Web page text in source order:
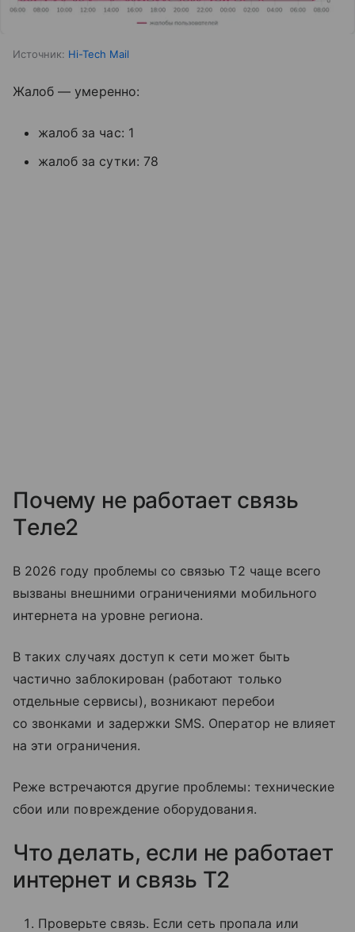
Источник: Hi-Tech Mail
Жалоб — умеренно:
жалоб за час: 1
жалоб за сутки: 78
Почему не работает связь
Tеле2
В 2026 году проблемы со связью T2 чаще всего
вызваны внешними ограничениями мобильного
интернета на уровне региона.
В таких случаях доступ к сети может быть
частично заблокирован (работают только
отдельные сервисы), возникают перебои
со звонками и задержки SMS. Оператор не влияет
на эти ограничения.
Реже встречаются другие проблемы: технические
сбои или повреждение оборудования.
Что делать, если не работает
интернет и связь T2
Проверьте связь. Если сеть пропала или